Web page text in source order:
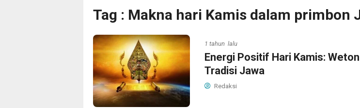
Tag : Makna hari Kamis dalam primbon
1 tahun lalu
Energi Positif Hari Kamis:
Tradisi Jawa
Redaksi